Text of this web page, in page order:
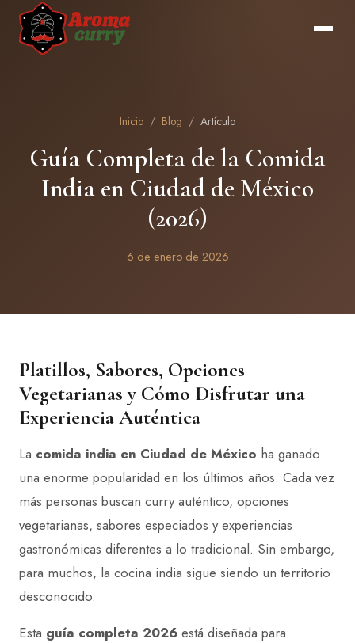
Inicio / Blog / Artículo
Guía Completa de la Comida
India en Ciudad de México
(2026)
6 de enero de 2026
Platillos, Sabores, Opciones
Vegetarianas y Cómo Disfrutar una
Experiencia Auténtica
La comida india en Ciudad de México ha ganado
una enorme popularidad en los últimos años. Cada vez
más personas buscan curry auténtico, opciones
vegetarianas, sabores especiados y experiencias
gastronómicas diferentes a lo tradicional. Sin embargo,
para muchos, la cocina india sigue siendo un territorio
desconocido.
Esta guía completa 2026 está diseñada para